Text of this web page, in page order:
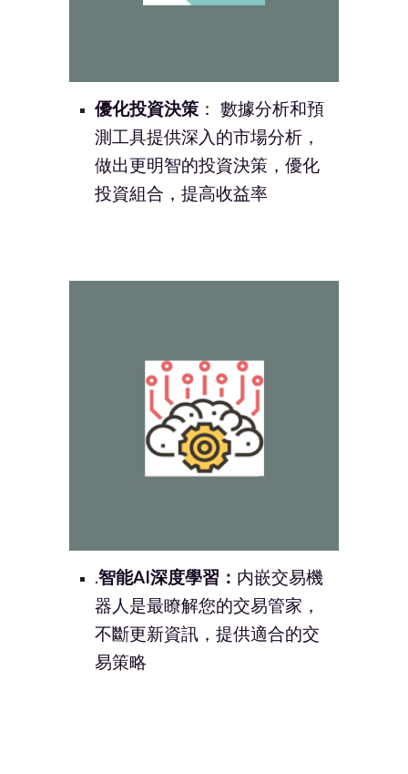
優化投資決策 ： 數據分析和預
測工具提供深入的市場分析，
做出更明智的投資決策，優化
投資組合，提高收益率
.智能AI深度學習： 内嵌交易機
器人是最瞭解您的交易管家，
不斷更新資訊，提供適合的交
易策略